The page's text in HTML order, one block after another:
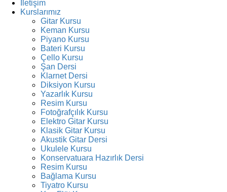
İletişim
Kurslarımız
Gitar Kursu
Keman Kursu
Piyano Kursu
Bateri Kursu
Çello Kursu
Şan Dersi
Klarnet Dersi
Diksiyon Kursu
Yazarlık Kursu
Resim Kursu
Fotoğrafçılık Kursu
Elektro Gitar Kursu
Klasik Gitar Kursu
Akustik Gitar Dersi
Ukulele Kursu
Konservatuara Hazırlık Dersi
Resim Kursu
Bağlama Kursu
Tiyatro Kursu